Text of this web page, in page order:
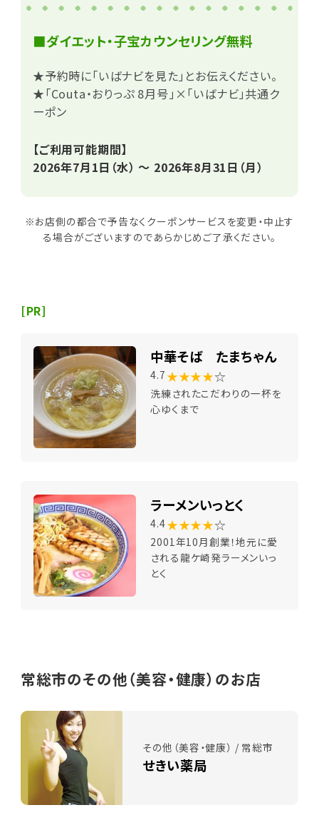
■ダイエット・子宝カウンセリング無料
★予約時に「いばナビを見た」とお伝えください。
★「Couta・おりっぷ 8月号」×「いばナビ」共通ク
ーポン
【ご利用可能期間】
2026年7月1日（水） ～ 2026年8月31日（月）
※お店側の都合で予告なくクーポンサービスを変更・中止す
る場合がございますのであらかじめご了承ください。
[PR]
中華そば たまちゃん
4.7 ★★★★☆
洗練されたこだわりの一杯を
心ゆくまで
ラーメンいっとく
4.4★★★★☆
2001年10月創業！地元に愛
される龍ケ崎発ラーメンいっ
とく
常総市のその他（美容・健康）のお店
その他（美容・健康） / 常総市
せきい薬局